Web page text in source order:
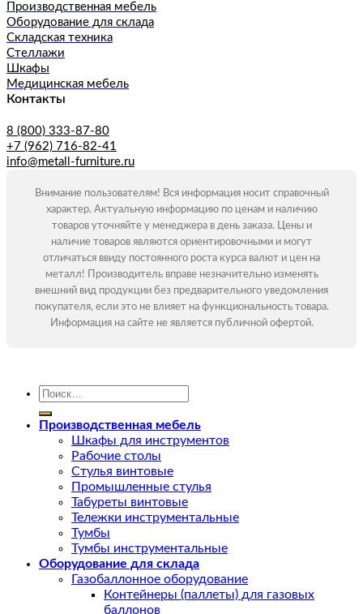
Производственная мебель
Оборудование для склада
Складская техника
Стеллажи
Шкафы
Медицинская мебель
Контакты
8 (800) 333-87-80
+7 (962) 716-82-41
info@metall-furniture.ru
Внимание пользователям! Вся информация носит справочный
характер. Актуальную информацию по ценам и наличию
товаров уточняйте у менеджера в день заказа. Цены и
наличие товаров являются ориентировочными и могут
отличаться ввиду постоянного роста курса валют и цен на
металл! Производитель вправе незначительно изменять
внешний вид продукции без предварительного уведомления
покупателя, если это не влияет на функциональность товара.
Информация на сайте не является публичной офертой.
Искать:
Производственная мебель
Шкафы для инструментов
Рабочие столы
Стулья винтовые
Промышленные стулья
Табуреты винтовые
Тележки инструментальные
Тумбы
Тумбы инструментальные
Оборудование для склада
Газобаллонное оборудование
Контейнеры (паллеты) для газовых
баллонов